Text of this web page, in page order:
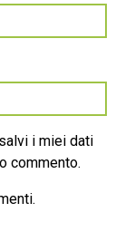
i miei dati
commento.